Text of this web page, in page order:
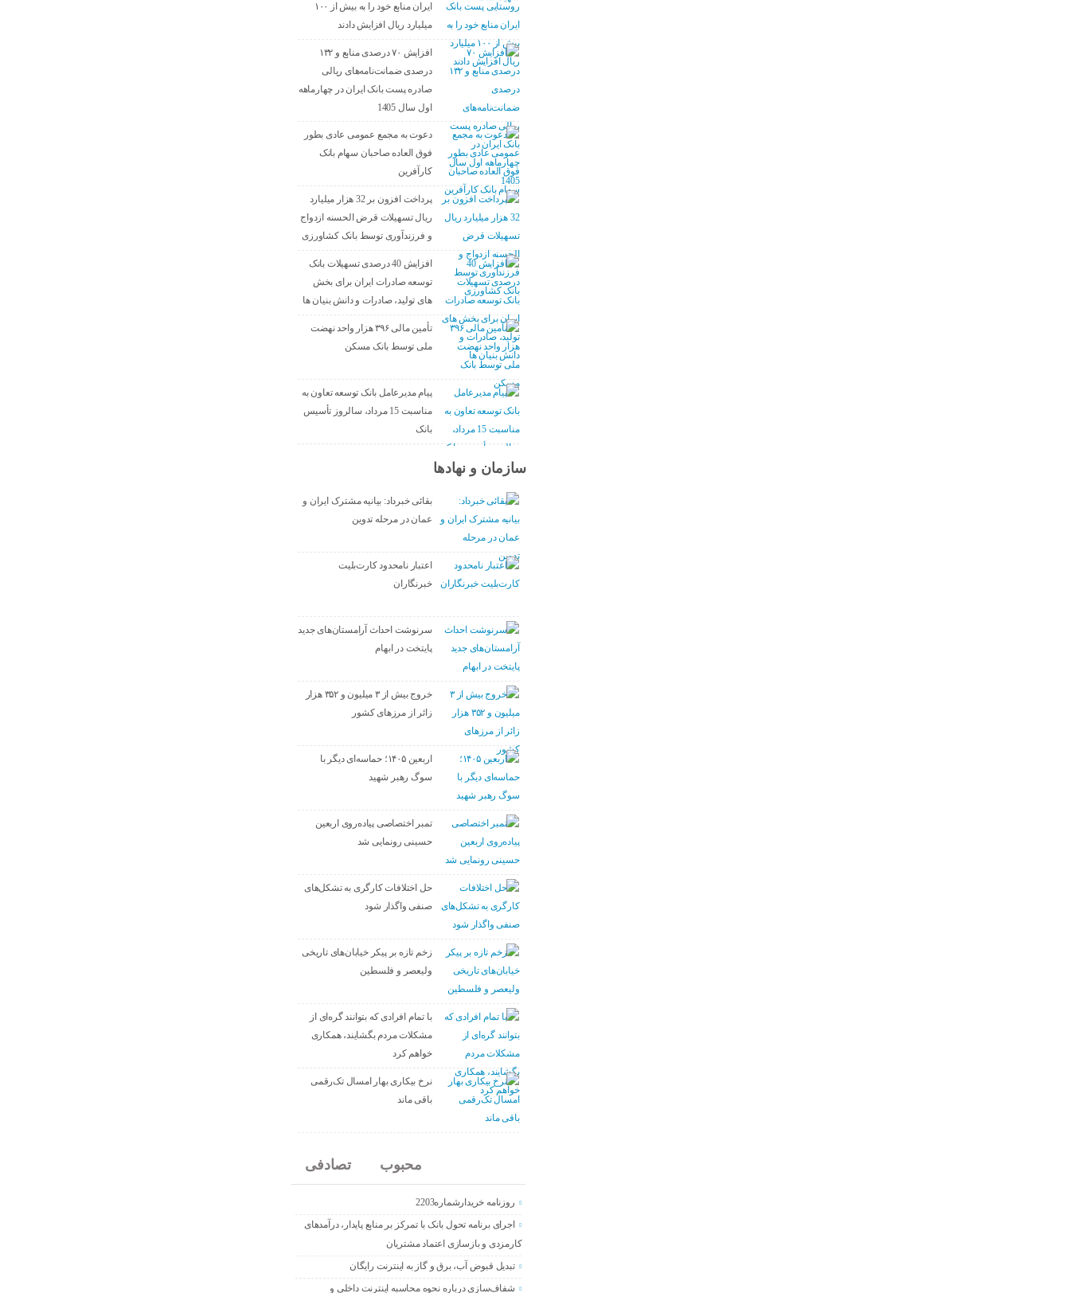
ایران منابع خود را به بیش از ۱۰۰
میلیارد ریال افزایش دادند
افزایش ۷۰ درصدی منابع و ۱۳۲
درصدی ضمانت‌نامه‌های ریالی
صادره پست بانک ایران در چهارماهه
اول سال 1405
دعوت به مجمع عمومی عادی بطور
فوق العاده صاحبان سهام بانک
کارآفرین
پرداخت افزون بر 32 هزار میلیارد
ریال تسهیلات قرض الحسنه ازدواج
و فرزندآوری توسط بانک کشاورزی
افزایش 40 درصدی تسهیلات بانک
توسعه صادرات ایران برای بخش
های تولید، صادرات و دانش بنیان ها
تأمین مالی ۳۹۶ هزار واحد نهضت
ملی توسط بانک مسکن
پیام مدیرعامل بانک توسعه تعاون به
مناسبت 15 مرداد، سالروز تأسیس
بانک
سازمان و نهادها
بقائی خبرداد: بیانیه مشترک ایران و
عمان در مرحله تدوین
اعتبار نامحدود کارت‌بلیت
خبرنگاران
سرنوشت احداث آرامستان‌های جدید
پایتخت در ابهام
خروج بیش از ۳ میلیون و ۳۵۲ هزار
زائر از مرزهای کشور
اربعین ۱۴۰۵؛ حماسه‌ای دیگر با
سوگ رهبر شهید
تمبر اختصاصی پیاده‌روی اربعین
حسینی رونمایی شد
حل اختلافات کارگری به تشکل‌های
صنفی واگذار شود
زخم تازه بر پیکر خیابان‌های تاریخی
ولیعصر و فلسطین
با تمام افرادی که بتوانند گره‌ای از
مشکلات مردم بگشایند، همکاری
خواهم کرد
نرخ بیکاری بهار امسال تک‌رقمی
باقی ماند
محبوب تصادفی
روزنامه خریدارشماره2203
اجرای برنامه تحول بانک با تمرکز بر منابع پایدار، درآمدهای
کارمزدی و بازسازی اعتماد مشتریان
تبدیل قبوض آب، برق و گاز به اینترنت رایگان
شفاف‌سازی درباره نحوه محاسبه اینترنت داخلی و